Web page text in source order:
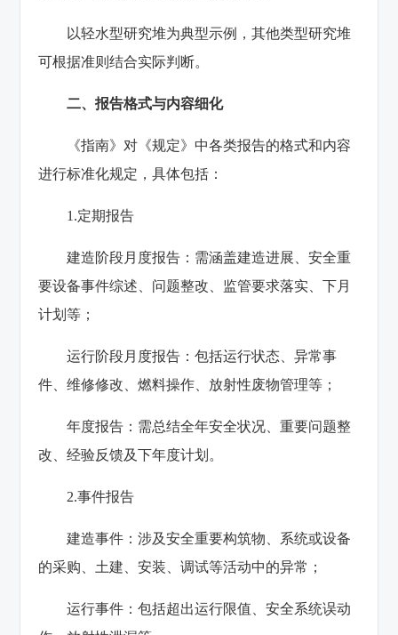
以轻水型研究堆为典型示例，其他类型研究堆
可根据准则结合实际判断‌。
二、报告格式与内容细化
《指南》对《规定》中各类报告的格式和内容
进行标准化规定，具体包括：
1‌.定期报告‌
‌建造阶段月度报告‌：需涵盖建造进展、安全重
要设备事件综述、问题整改、监管要求落实、下月
计划等；
运行阶段月度报告‌：包括运行状态、异常事
件、维修修改、燃料操作、放射性废物管理等；
年度报告‌：需总结全年安全状况、重要问题整
改、经验反馈及下年度计划‌。
2.事件报告‌
‌建造事件‌：涉及安全重要构筑物、系统或设备
的采购、土建、安装、调试等活动中的异常；
运行事件‌：包括超出运行限值、安全系统误动